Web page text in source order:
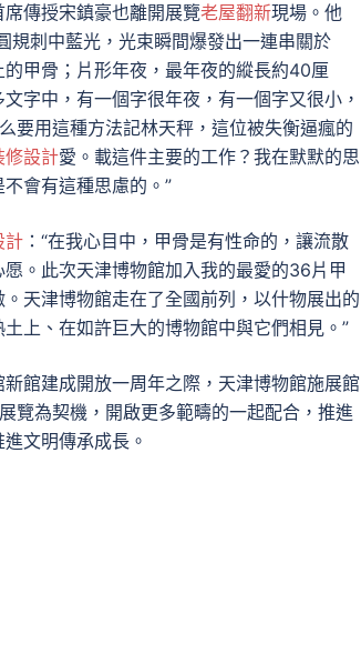
席傳授宋鎮豪也離開展覽老屋翻新現場。他
規刺中藍光，光束瞬間爆發出一連串關於
甲骨；片形年夜，最年夜的縱長約40厘
字中，有一個字很年夜，有一個字又很小，
要用這種方法記林天秤，這位被失衡逼瘋的
修設計愛。載這件主要的工作？我在默默的思
會有這種思慮的。”
計 ：“在我心目中，甲骨是有性命的，讓流散
。此次天津博物館加入我的最愛的36片甲
天津博物館走在了全國前列，以什物展出的
上、在如許巨大的博物館中與它們相見。”
館建成開放一周年之際，天津博物館施展館
覽為契機，開啟更多範疇的一起配合，推進
文明傳承成長。